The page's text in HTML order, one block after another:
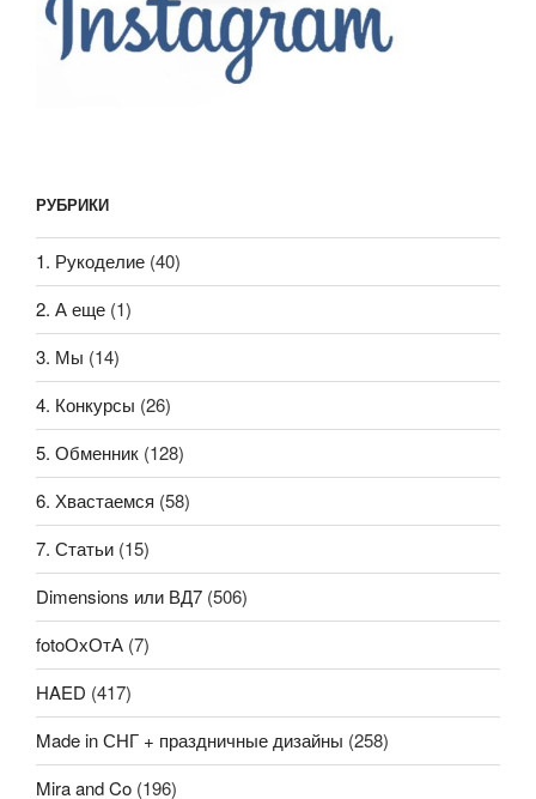
РУБРИКИ
1. Рукоделие (40)
2. А еще (1)
3. Мы (14)
4. Конкурсы (26)
5. Обменник (128)
6. Хвастаемся (58)
7. Статьи (15)
Dimensions или ВД7 (506)
fotoОхОтА (7)
HAED (417)
Made in СНГ + праздничные дизайны (258)
Mira and Co (196)